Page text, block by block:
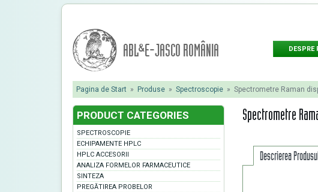
ABL&E-JASCO ROMÂNIA DESPRE
Pagina de Start » Produse » Spectroscopie » Spectrometre Raman
Spectrometre
Descrierea
PRODUCT CATEGORIES
SPECTROSCOPIE
ECHIPAMENTE HPLC
HPLC ACCESORII
ANALIZA FORMELOR FARMACEUTICE
SINTEZA
PREGĂTIREA PROBELOR